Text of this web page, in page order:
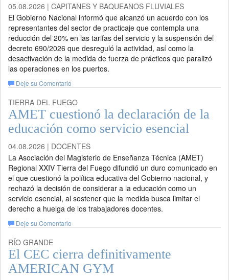
05.08.2026 | CAPITANES Y BAQUEANOS FLUVIALES
El Gobierno Nacional informó que alcanzó un acuerdo con los
representantes del sector de practicaje que contempla una
reducción del 20% en las tarifas del servicio y la suspensión del
decreto 690/2026 que desreguló la actividad, así como la
desactivación de la medida de fuerza de prácticos que paralizó
las operaciones en los puertos.
Deje su Comentario
TIERRA DEL FUEGO
AMET cuestionó la declaración de la
educación como servicio esencial
04.08.2026 | DOCENTES
La Asociación del Magisterio de Enseñanza Técnica (AMET)
Regional XXIV Tierra del Fuego difundió un duro comunicado en
el que cuestionó la política educativa del Gobierno nacional, y
rechazó la decisión de considerar a la educación como un
servicio esencial, al sostener que la medida busca limitar el
derecho a huelga de los trabajadores docentes.
Deje su Comentario
RÍO GRANDE
El CEC cierra definitivamente
AMERICAN GYM